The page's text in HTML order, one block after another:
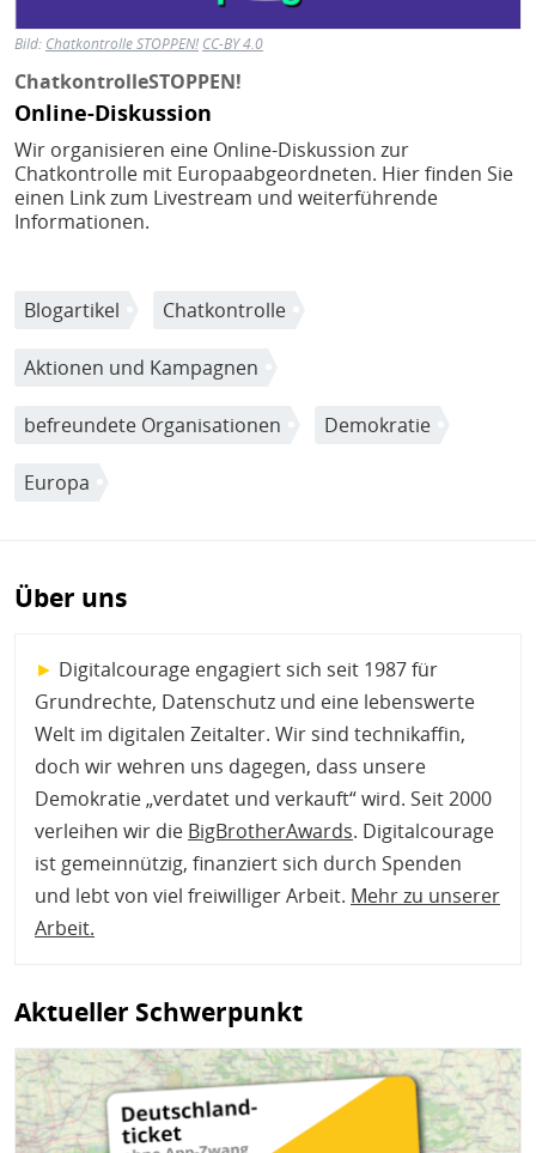
Bild: Chatkontrolle STOPPEN! CC-BY 4.0
ChatkontrolleSTOPPEN!
Online-Diskussion
Wir organisieren eine Online-Diskussion zur
Chatkontrolle mit Europaabgeordneten. Hier finden Sie
einen Link zum Livestream und weiterführende
Informationen.
Blogartikel Chatkontrolle
Aktionen und Kampagnen
befreundete Organisationen Demokratie
Europa
Über uns
► Digitalcourage engagiert sich seit 1987 für
Grundrechte, Datenschutz und eine lebenswerte
Welt im digitalen Zeitalter. Wir sind technikaffin,
doch wir wehren uns dagegen, dass unsere
Demokratie „verdatet und verkauft“ wird. Seit 2000
verleihen wir die BigBrotherAwards. Digitalcourage
ist gemeinnützig, finanziert sich durch Spenden
und lebt von viel freiwilliger Arbeit. Mehr zu unserer
Arbeit.
Aktueller Schwerpunkt
Bild